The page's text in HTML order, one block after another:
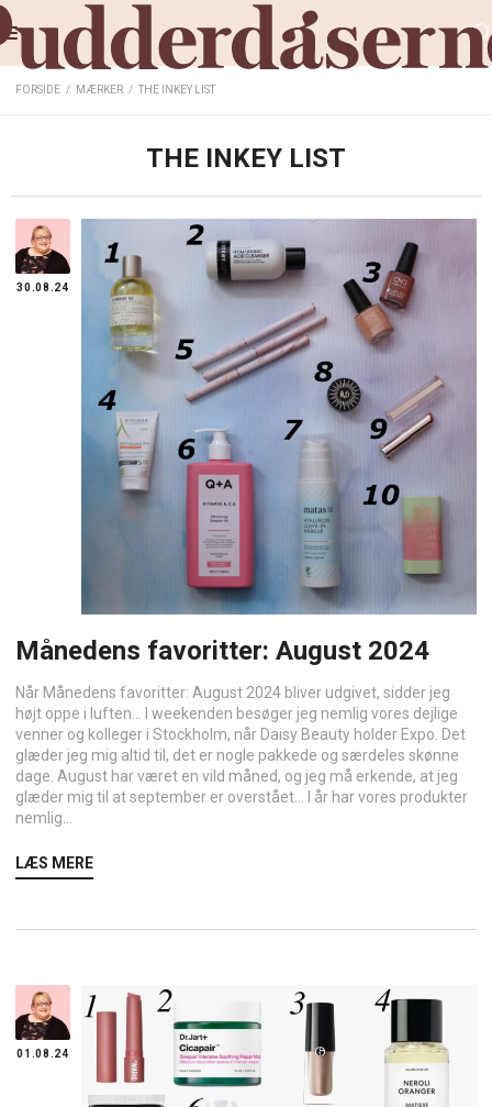
FORSIDE / MÆRKER / THE INKEY LIST
THE INKEY LIST
30.08.24
Månedens favoritter: August 2024
Når Månedens favoritter: August 2024 bliver udgivet, sidder jeg
højt oppe i luften… I weekenden besøger jeg nemlig vores dejlige
venner og kolleger i Stockholm, når Daisy Beauty holder Expo. Det
glæder jeg mig altid til, det er nogle pakkede og særdeles skønne
dage. August har været en vild måned, og jeg må erkende, at jeg
glæder mig til at september er overstået… I år har vores produkter
nemlig...
LÆS MERE
01.08.24